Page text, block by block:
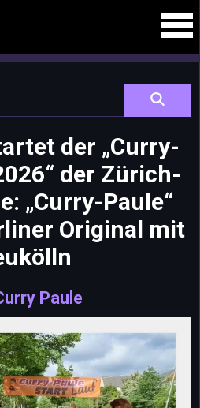
der „Curry-
der Zürich-
„Curry-Paule“
Original mit
Paule